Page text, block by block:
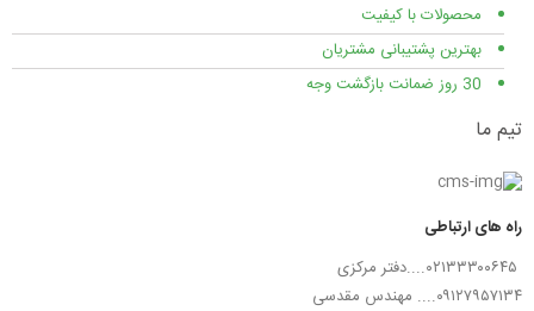
محصولات با کیفیت
بهترین پشتیبانی مشتریان
30 روز ضمانت بازگشت وجه
تیم ما
راه های ارتباطی
۰۹۱۲۷۹۵۷۱۳۴.... مهندس مقدسی